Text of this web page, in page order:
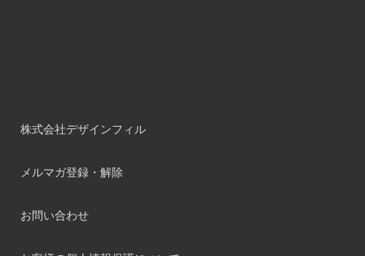
株式会社デザインフィル
メルマガ登録・解除
お問い合わせ